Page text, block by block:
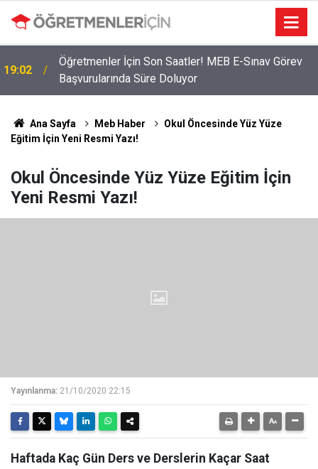
19:02
Öğretmenler İçin Son Saatler! MEB E-Sınav Görev
Başvurularında Süre Doluyor
Ana Sayfa Meb Haber
Okul Öncesinde Yüz Yüze
Eğitim İçin Yeni Resmi Yazı!
Okul Öncesinde Yüz Yüze Eğitim İçin
Yeni Resmi Yazı!
Yayınlanma: 21/10/2020 22:15
Haftada Kaç Gün Ders ve Derslerin Kaçar Saat